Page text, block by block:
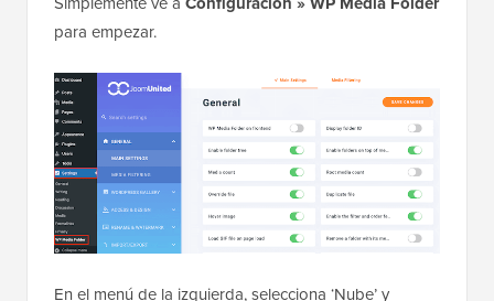
para empezar.
En el menú de la izquierda, selecciona ‘Nube’ y